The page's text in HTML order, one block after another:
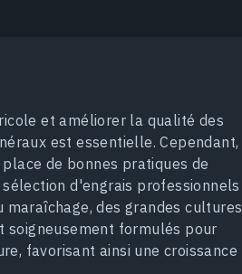
et améliorer la qualité des
est essentielle. Cependant,
de bonnes pratiques de
d'engrais professionnels
des grandes cultures
soigneusement formulés pour
favorisant ainsi une croissance